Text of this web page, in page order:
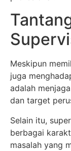
Meskipun
juga
adalah
dan target
Selain itu,
berbagai
masalah yang